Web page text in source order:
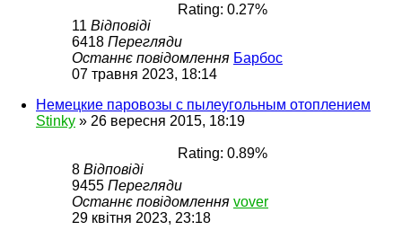
Rating: 0.27%
11 Відповіді
6418 Перегляди
Останнє повідомлення Барбос
07 травня 2023, 18:14
Немецкие паровозы с пылеугольным отоплением
Stinky » 26 вересня 2015, 18:19
Rating: 0.89%
8 Відповіді
9455 Перегляди
Останнє повідомлення vover
29 квітня 2023, 23:18